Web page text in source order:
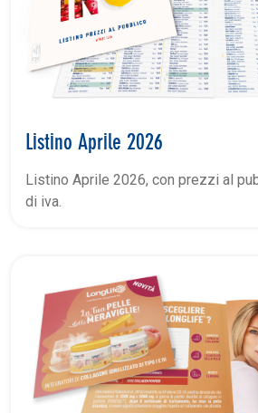
Listino Aprile 2026
Listino Aprile 2026, con prezzi al
di iva.